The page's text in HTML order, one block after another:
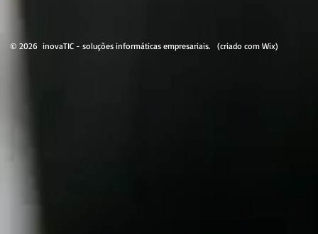
© 2026 inovaTIC - soluções informáticas empresariais. (criado com Wix)